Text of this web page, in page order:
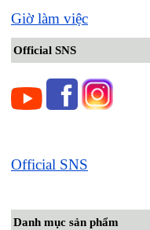
Giờ làm việc
Official SNS
Official SNS
Danh mục sản phẩm